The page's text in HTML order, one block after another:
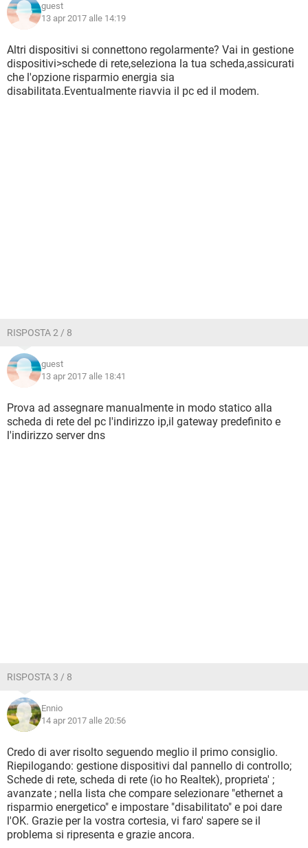
guest
13 apr 2017 alle 14:19
Altri dispositivi si connettono regolarmente? Vai in gestione
dispositivi>schede di rete,seleziona la tua scheda,assicurati
che l'opzione risparmio energia sia
disabilitata.Eventualmente riavvia il pc ed il modem.
RISPOSTA 2 / 8
guest
13 apr 2017 alle 18:41
Prova ad assegnare manualmente in modo statico alla
scheda di rete del pc l'indirizzo ip,il gateway predefinito e
l'indirizzo server dns
RISPOSTA 3 / 8
Ennio
14 apr 2017 alle 20:56
Credo di aver risolto seguendo meglio il primo consiglio.
Riepilogando: gestione dispositivi dal pannello di controllo;
Schede di rete, scheda di rete (io ho Realtek), proprieta' ;
avanzate ; nella lista che compare selezionare "ethernet a
risparmio energetico" e impostare "disabilitato" e poi dare
l'OK. Grazie per la vostra cortesia, vi faro' sapere se il
problema si ripresenta e grazie ancora.